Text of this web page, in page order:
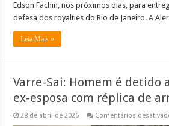
Edson Fachin, nos próximos dias, para
defesa dos royalties do Rio de Janeiro. A
Leia Mais »
Varre-Sai: Homem é detido
ex-esposa com réplica de
28 de abril de 2026 Comentários